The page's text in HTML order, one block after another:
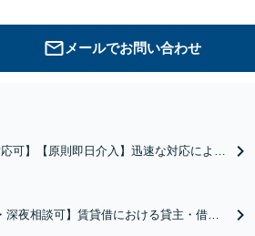
メールでお問い合わせ
可】【原則即日介入】迅速な対応により
も可能です。【初回相談無料】
深夜相談可】賃貸借における貸主・借